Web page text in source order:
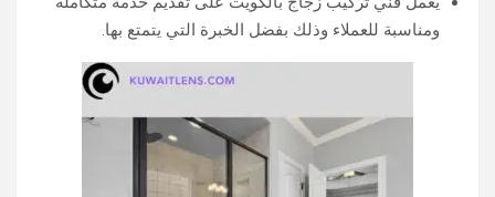
ومناسبة للعملاء وذلك بفضل الخبرة التي يتمتع بها.